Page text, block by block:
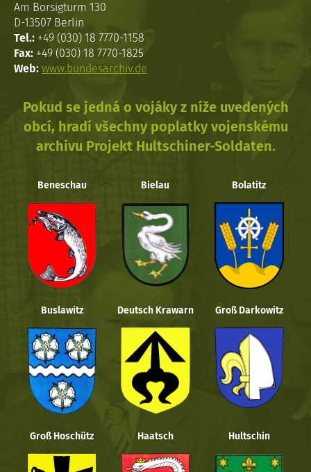
Am Borsigturm 130
D-13507 Berlin
Tel.: +49 (030) 18 7770-1158
Fax: +49 (030) 18 7770-1825
Web: www.bundesarchiv.de
Pokud se jedná o vojáky z níže uvedených
obcí, hradí všechny poplatky vojenskému
archivu Projekt Hultschiner-Soldaten.
Beneschau Bielau Bolatitz
Buslawitz Deutsch Krawarn Groß Darkowitz
Groß Hoschütz Haatsch Hultschin